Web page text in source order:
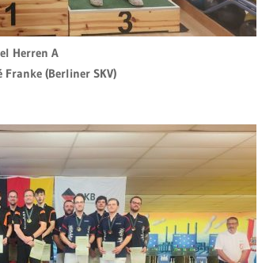
Herren A
Franke (Berliner SKV)